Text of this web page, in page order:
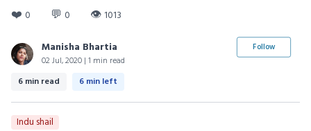
❤️ 0 💬 0 👁 1013
Manisha Bhartia
02 Jul, 2020 | 1 min read
Follow
6 min read 6 min left
Indu shail